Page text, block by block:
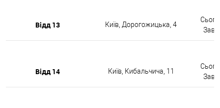
Відд 13 Київ, Дорогожицька, 4
Відд 14 Київ, Кибальчича, 11